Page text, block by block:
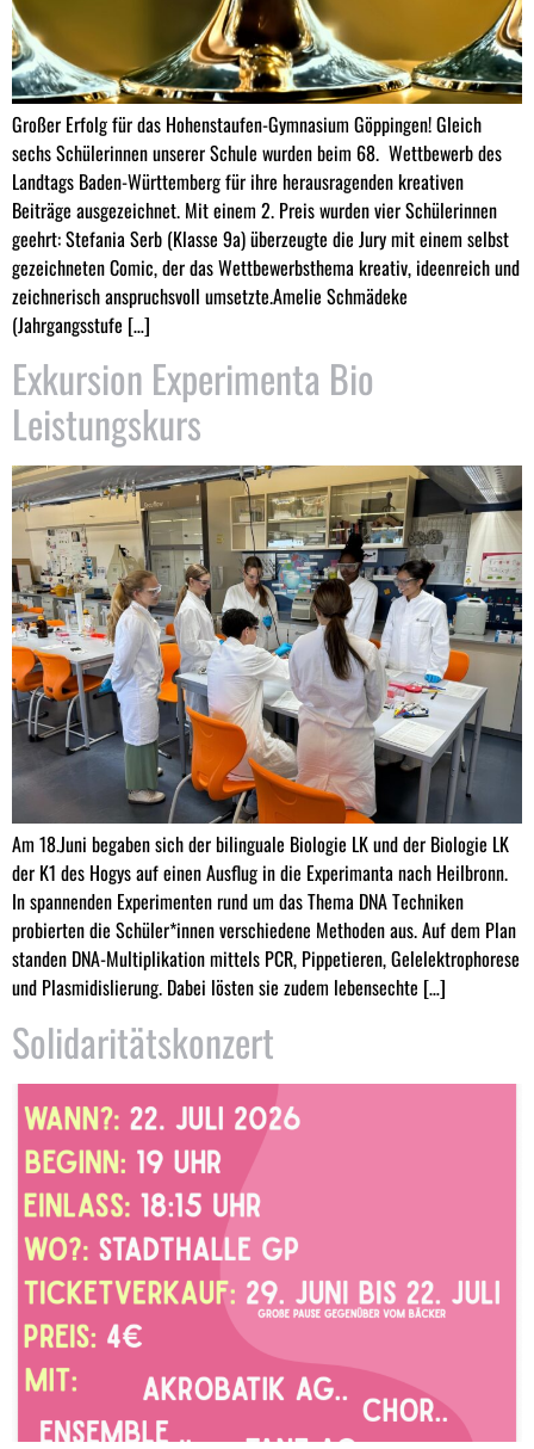
Großer Erfolg für das Hohenstaufen-Gymnasium Göppingen! Gleich
sechs Schülerinnen unserer Schule wurden beim 68. Wettbewerb des
Landtags Baden-Württemberg für ihre herausragenden kreativen
Beiträge ausgezeichnet. Mit einem 2. Preis wurden vier Schülerinnen
geehrt: Stefania Serb (Klasse 9a) überzeugte die Jury mit einem selbst
gezeichneten Comic, der das Wettbewerbsthema kreativ, ideenreich und
zeichnerisch anspruchsvoll umsetzte.Amelie Schmädeke
(Jahrgangsstufe […]
Exkursion Experimenta Bio
Leistungskurs
Am 18.Juni begaben sich der bilinguale Biologie LK und der Biologie LK
der K1 des Hogys auf einen Ausflug in die Experimanta nach Heilbronn.
In spannenden Experimenten rund um das Thema DNA Techniken
probierten die Schüler*innen verschiedene Methoden aus. Auf dem Plan
standen DNA-Multiplikation mittels PCR, Pippetieren, Gelelektrophorese
und Plasmidislierung. Dabei lösten sie zudem lebensechte […]
Solidaritätskonzert